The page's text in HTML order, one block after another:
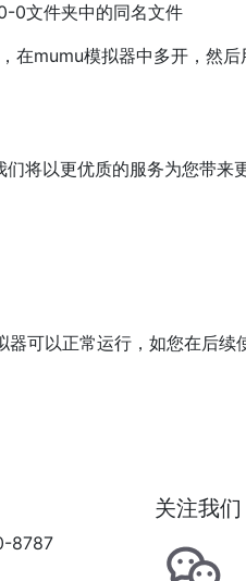
0文件夹中的同名文件
mumu模拟器中多开，然后
将以更优质的服务为您带来
可以正常运行，如您在后续
8787
关注我们